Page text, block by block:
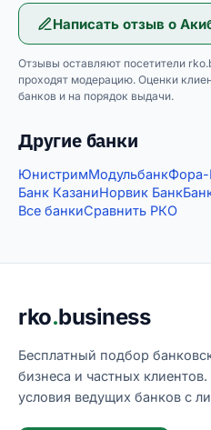
Написать отзыв о
Отзывы оставляют посетители
проходят модерацию. Оценки
банков и на порядок выдачи.
Другие банки
ЮнистримМодульбанкФора-
Банк КазаниНорвик Банк
Все банкиСравнить РКО
Подвал сайта
rko.business
Бесплатный подбор
бизнеса и частных
условия ведущих банков с